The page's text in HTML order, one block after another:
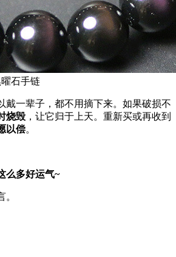
石手链
戴一辈子，都不用摘下来。如果破损不
烧毁 ，让它归于上天。重新买或再收到
以偿。
么多好运气~